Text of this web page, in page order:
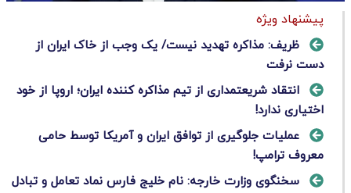
پیشنهاد ویژه
ظریف: مذاکره تهدید نیست/ یک وجب از خاک ایران از
دست نرفت
انتقاد شریعتمداری از تیم مذاکره کننده ایران؛ اروپا از خود
اختیاری ندارد!
عملیات جلوگیری از توافق ایران و آمریکا توسط حامی
معروف ترامپ!
سخنگوی وزارت خارجه: نام خلیج فارس نماد تعامل و تبادل